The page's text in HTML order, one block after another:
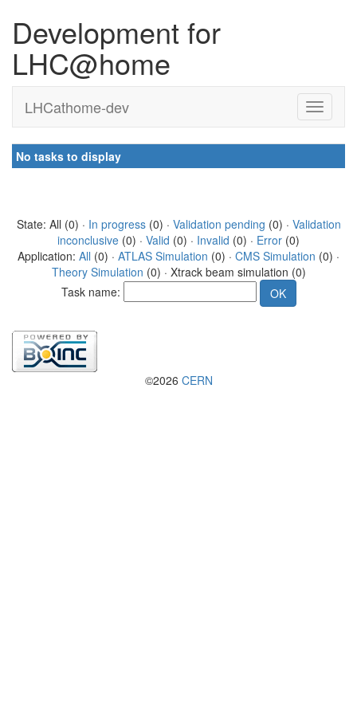
Development for
LHC@home
LHCathome-dev
No tasks to display
State: All (0) · In progress(0) · Validation pending (0) · Validation
inconclusive (0) · Valid (0) · Invalid (0) · Error (0)
Application: All (0) · ATLAS Simulation (0) · CMS Simulation (0) ·
Theory Simulation (0) · Xtrack beam simulation (0)
Task name:
©2026 CERN